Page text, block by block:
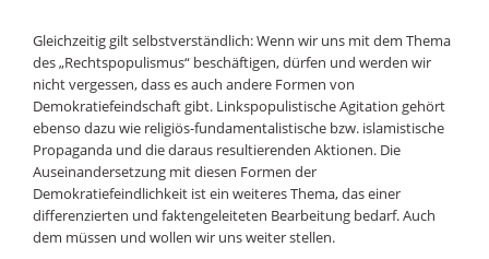
Gleichzeitig gilt selbstverständlich: Wenn wir uns mit dem Thema
des „Rechtspopulismus“ beschäftigen, dürfen und werden wir
nicht vergessen, dass es auch andere Formen von
Demokratiefeindschaft gibt. Linkspopulistische Agitation gehört
ebenso dazu wie religiös-fundamentalistische bzw. islamistische
Propaganda und die daraus resultierenden Aktionen. Die
Auseinandersetzung mit diesen Formen der
Demokratiefeindlichkeit ist ein weiteres Thema, das einer
differenzierten und faktengeleiteten Bearbeitung bedarf. Auch
dem müssen und wollen wir uns weiter stellen.